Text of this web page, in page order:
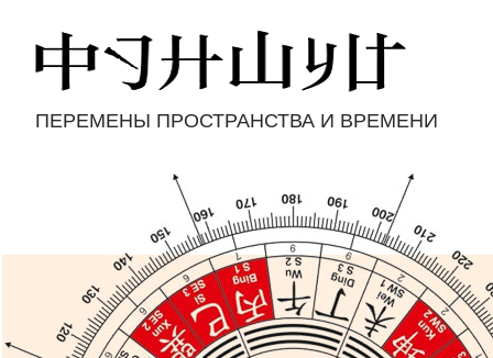
ПЕРЕМЕНЫ ПРОСТРАНСТВА И ВРЕМЕНИ